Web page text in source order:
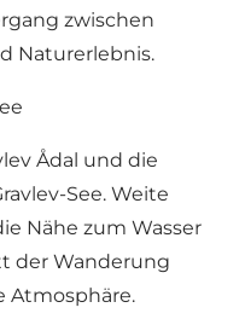
zwischen
Naturerlebnis.
Ådal und die
See. Weite
Nähe zum Wasser
der Wanderung
Atmosphäre.